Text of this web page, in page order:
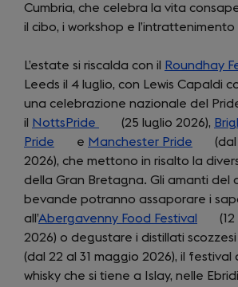
new
tab)
in
a
tab)
Cumbria, che celebra la vita
il cibo, i workshop e l’intrattenimento
L’estate si riscalda con il Roundhay
Leeds il 4 luglio, con Lewis Capaldi
una celebrazione nazionale del
il
NottsPride
(opens
in
a
new
tab)
(25 luglio 2026),
Pride (opens
in
a
new
tab)
e Manchester Pride (opens
in
a
new
tab)
2026), che mettono in risalto la
della Gran Bretagna. Gli amanti del
bevande potranno assaporare i
all’Abergavenny Food Festival
(opens
in
a
new
2026) o degustare i distillati scozzesi
(dal 22 al 31 maggio 2026), il festival
whisky che si tiene a Islay, nelle